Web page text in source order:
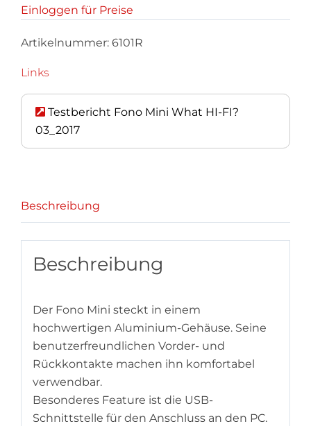
Einloggen für Preise
Artikelnummer: 6101R
Links
Testbericht Fono Mini What HI-FI?
03_2017
Beschreibung
Beschreibung
Der Fono Mini steckt in einem
hochwertigen Aluminium-Gehäuse. Seine
benutzerfreundlichen Vorder- und
Rückkontakte machen ihn komfortabel
verwendbar.
Besonderes Feature ist die USB-
Schnittstelle für den Anschluss an den PC.